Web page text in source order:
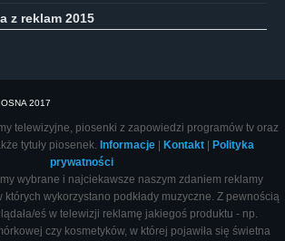
z reklam 2015
2017
telewizyjne, piosenki z zapowiedzi programów tv oraz
tytuły piosenek. Informacje| Kontakt|
Polityka
prywatności
wybrane i najciekawsze naszym zdaniem reklamy
wykorzystano podkłady muzyczne. Z pewnością
eś w telewizji reklamę jakiegoś produktu - np.
czy kosmetyków, w której pojawiła się świetna